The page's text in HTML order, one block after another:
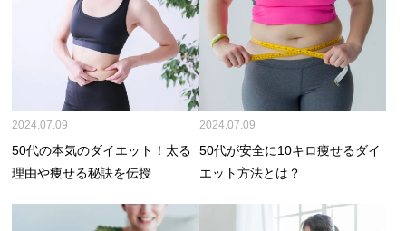
2024.07.09
50代の本気のダイエット！太る
理由や痩せる秘訣を伝授
2024.07.09
50代が安全に10キロ痩せるダイ
エット方法とは？